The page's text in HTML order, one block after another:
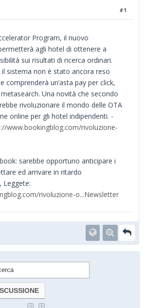
#1
Program, il nuovo
agli hotel di ottenere a
sui risultati di ricerca ordinari.
sistema non è stato ancora reso
comprenderà un’asta pay per click,
Una novità che secondo
rivoluzionare il mondo delle OTA
online per gli hotel indipendenti. -
www.bookingblog.com/rivoluzione-
sarebbe opportuno anticipare i
ed arrivare in ritardo
Leggete:
rivoluzione-o...Newsletter